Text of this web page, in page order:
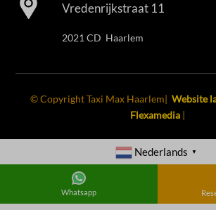
Vredenrijkstraat 11
2021 CD Haarlem
© Copyright Taxi Max Haarlem| Website
Flexamedia |
Nederlands ▼
Whatsapp